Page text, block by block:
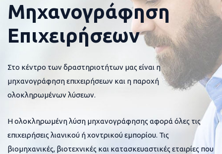
Μηχανογράφηση
Επιχειρήσεων
Στο κέντρο των δραστηριοτήτων μας είναι η
μηχανογράφηση επιχειρήσεων και η παροχή
ολοκληρωμένων λύσεων.
Η ολοκληρωμένη λύση μηχανογράφησης αφορά όλες τις
επιχειρήσεις λιανικού ή χοντρικού εμπορίου. Τις
βιομηχανικές, βιοτεχνικές και κατασκευαστικές εταιρίες που